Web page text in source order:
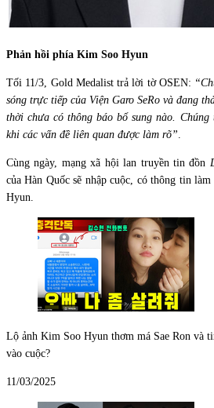
Phản hồi phía Kim Soo Hyun
Tối 11/3, Gold Medalist trả lời tờ OSEN:
sóng trực tiếp của Viện Garo SeRo và đang
thời chưa có thông báo bổ sung nào. Chúng
khi các vấn đề liên quan được làm rõ”
Cùng ngày, mạng xã hội lan truyền tin đồn
của Hàn Quốc sẽ nhập cuộc, có thông tin
Hyun.
Lộ ảnh Kim Soo Hyun thơm má Sae Ron và
vào cuộc?
11/03/2025